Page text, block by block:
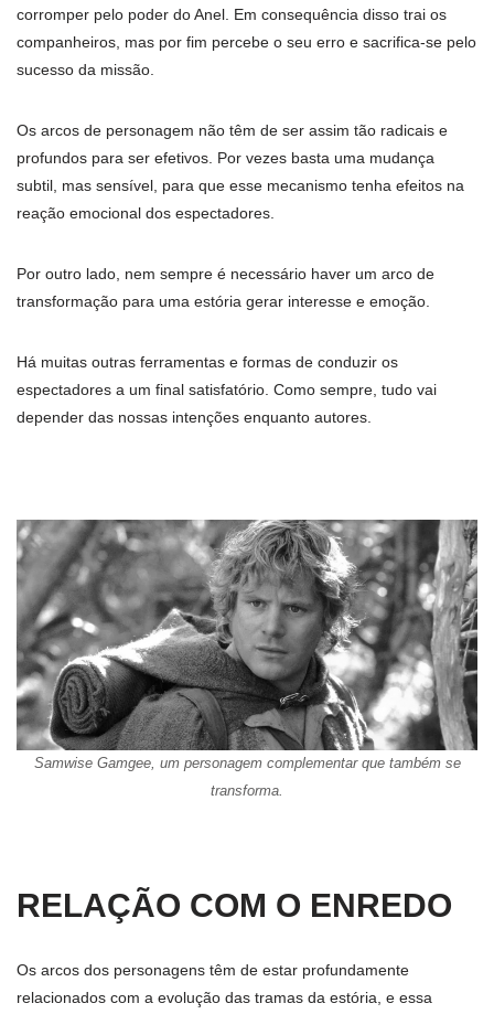
corromper pelo poder do Anel. Em consequência disso trai os
companheiros, mas por fim percebe o seu erro e sacrifica-se pelo
sucesso da missão.
Os arcos de personagem não têm de ser assim tão radicais e
profundos para ser efetivos. Por vezes basta uma mudança
subtil, mas sensível, para que esse mecanismo tenha efeitos na
reação emocional dos espectadores.
Por outro lado, nem sempre é necessário haver um arco de
transformação para uma estória gerar interesse e emoção.
Há muitas outras ferramentas e formas de conduzir os
espectadores a um final satisfatório. Como sempre, tudo vai
depender das nossas intenções enquanto autores.
Samwise Gamgee, um personagem complementar que também se
transforma.
RELAÇÃO COM O ENREDO
Os arcos dos personagens têm de estar profundamente
relacionados com a evolução das tramas da estória, e essa